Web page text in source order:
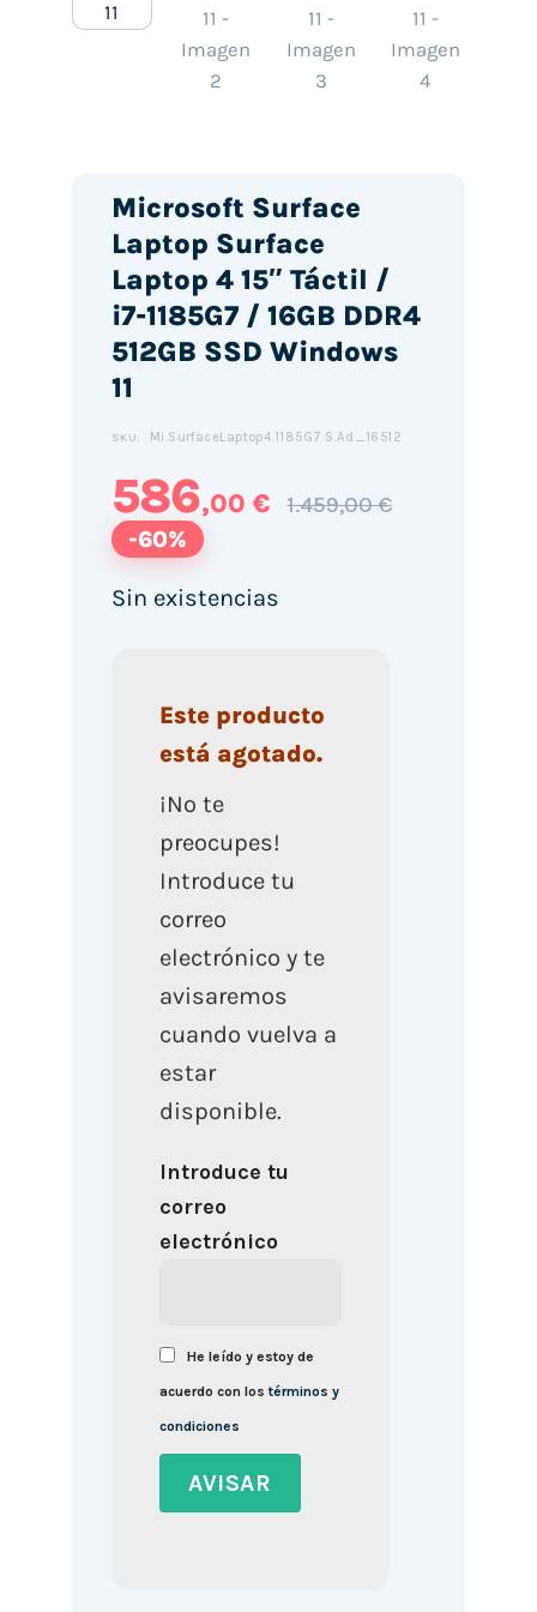
Microsoft Surface
Laptop Surface
Laptop 4 15″ Táctil /
i7-1185G7 / 16GB DDR4
512GB SSD Windows
11
SKU: Mi.SurfaceLaptop4.1185G7.S.Ad_16512
586,00 € 1.459,00 €
-60%
Sin existencias
Este producto
está agotado.
¡No te
preocupes!
Introduce tu
correo
electrónico y te
avisaremos
cuando vuelva a
estar
disponible.
Introduce tu
correo
electrónico
He leído y estoy de
acuerdo con lostérminos y
condiciones